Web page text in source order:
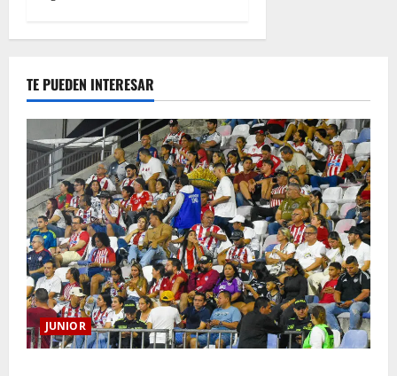
TE PUEDEN INTERESAR
JUNIOR